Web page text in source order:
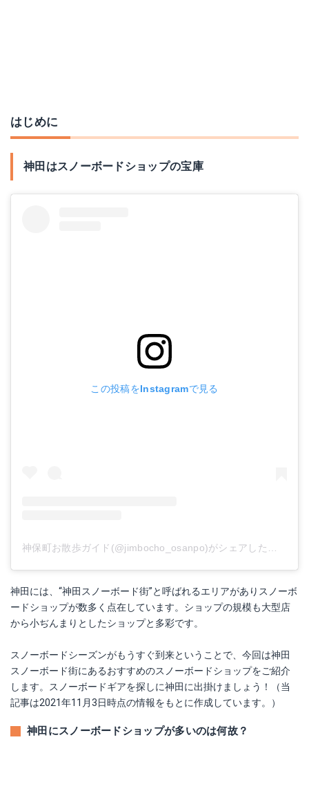
はじめに
神田はスノーボードショップの宝庫
この投稿をInstagramで見る
神保町お散歩ガイド(@jimbocho_osanpo)がシェアした投稿
神田には、“神田スノーボード街”と呼ばれるエリアがありスノーボ
ードショップが数多く点在しています。ショップの規模も大型店
から小ぢんまりとしたショップと多彩です。
スノーボードシーズンがもうすぐ到来ということで、今回は神田
スノーボード街にあるおすすめのスノーボードショップをご紹介
します。スノーボードギアを探しに神田に出掛けましょう！（当
記事は2021年11月3日時点の情報をもとに作成しています。）
神田にスノーボードショップが多いのは何故？